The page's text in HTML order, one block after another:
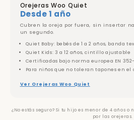
Orejeras Woo Quiet
Desde 1 año
Cubren la oreja por fuera, sin insertar
un segundo.
Quiet Baby: bebés de 1 a 2 años, banda
Quiet Kids: 3 a 12 años, cintillo ajustable
Certificadas bajo norma europea EN 352-
Para niños que no toleran tapones en el
Ver Orejeras Woo Quiet
¿No estás seguro? Si tu hijo es menor de 4 años
por las orejeras.